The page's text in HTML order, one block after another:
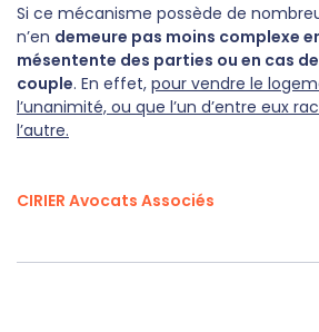
Si ce mécanisme possède de
n’en demeure pas moins complexe
mésentente des parties ou en cas
couple. En effet, pour vendre le
l’unanimité, ou que l’un d’entre eux
l’autre.
CIRIER Avocats Associés